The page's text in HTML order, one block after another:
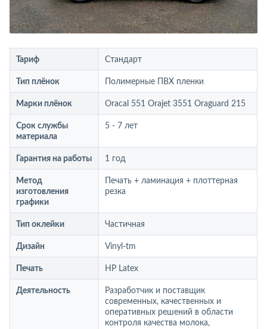
Тариф Стандарт
Тип плёнок Полимерные ПВХ пленки
Марки плёнок Oracal 551 Orajet 3551 Oraguard 215
Срок службы
материала
5 - 7 лет
Гарантия на работы 1 год
Метод
изготовления
графики
Печать + ламинация + плоттерная
резка
Тип оклейки Частичная
Дизайн Vinyl-tm
Печать HP Latex
Деятельность
Разработчик и поставщик
современных, качественных и
оперативных решений в области
контроля качества молока,